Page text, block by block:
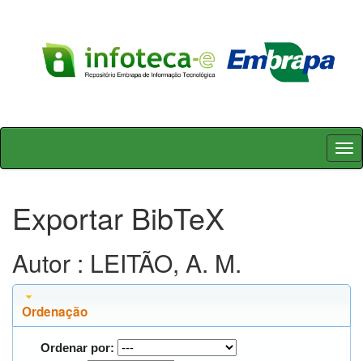
Skip
Exportar BibTeX
Autor : LEITÃO, A. M.
Ordenação
Ordenar por: